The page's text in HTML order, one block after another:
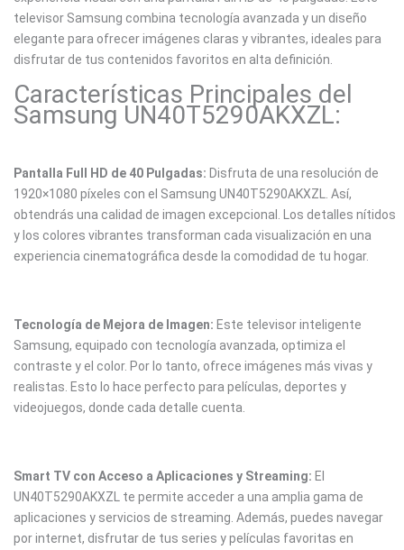
televisor Samsung combina tecnología avanzada y un diseño
elegante para ofrecer imágenes claras y vibrantes, ideales para
disfrutar de tus contenidos favoritos en alta definición.
Características Principales del
Samsung UN40T5290AKXZL:
Pantalla Full HD de 40 Pulgadas: Disfruta de una resolución de
1920×1080 píxeles con el Samsung UN40T5290AKXZL. Así,
obtendrás una calidad de imagen excepcional. Los detalles nítidos
y los colores vibrantes transforman cada visualización en una
experiencia cinematográfica desde la comodidad de tu hogar.
Tecnología de Mejora de Imagen: Este televisor inteligente
Samsung, equipado con tecnología avanzada, optimiza el
contraste y el color. Por lo tanto, ofrece imágenes más vivas y
realistas. Esto lo hace perfecto para películas, deportes y
videojuegos, donde cada detalle cuenta.
Smart TV con Acceso a Aplicaciones y Streaming: El
UN40T5290AKXZL te permite acceder a una amplia gama de
aplicaciones y servicios de streaming. Además, puedes navegar
por internet, disfrutar de tus series y películas favoritas en